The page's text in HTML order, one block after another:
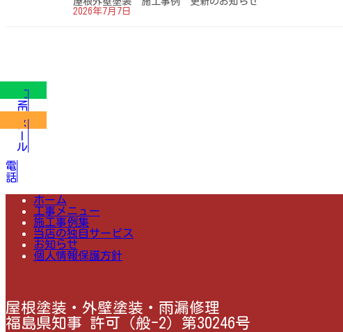
2026年7月7日
LINE
メール
電話
ホーム
工事メニュー
施工事例集
当店の独自サービス
お知らせ
個人情報保護方針
屋根塗装・外壁塗装・雨漏修理
福島県知事 許可（般-2）第30246号